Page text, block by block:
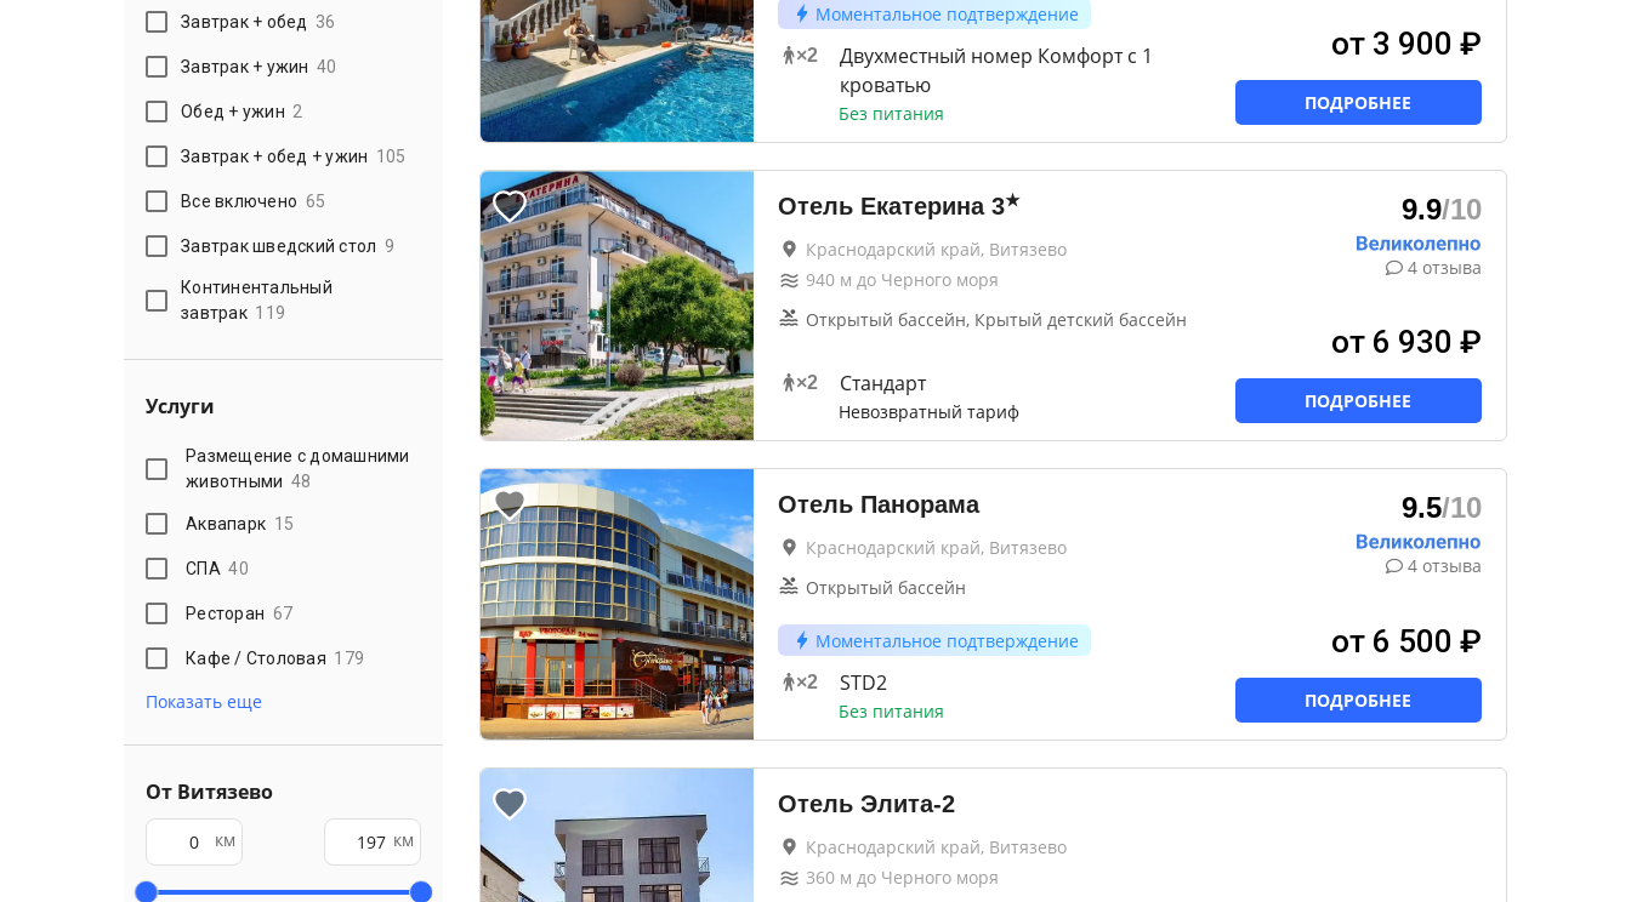
Завтрак + обед 36
Завтрак + ужин 40
Обед + ужин 2
Завтрак + обед + ужин 105
Все включено 65
Завтрак шведский стол 9
Континентальный
завтрак 119
Услуги
Размещение с домашними
животными 48
Аквапарк 15
СПА 40
Ресторан 67
Кафе / Столовая 179
Показать еще
От Витязево
км км
Моментальное подтверждение
×2
Двухместный номер Комфорт с 1
кроватью
Без питания
от 3 900 ₽
ПОДРОБНЕЕ
Отель Екатерина 3★
Краснодарский край, Витязево
940м до Черного моря
Открытый бассейн, Крытый детский бассейн
×2 Стандарт
Невозвратный тариф
9.9/10
4 отзыва
от 6 930 ₽
ПОДРОБНЕЕ
Отель Панорама
Краснодарский край, Витязево
Открытый бассейн
Моментальное подтверждение
×2 STD2
Без питания
9.5/10
4 отзыва
от 6 500 ₽
ПОДРОБНЕЕ
Отель Элита-2
Краснодарский край, Витязево
360м до Черного моря